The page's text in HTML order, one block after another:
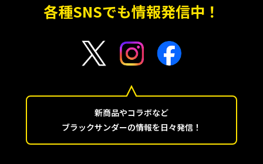
各種SNSでも情報発信中！
新商品やコラボなど
ブラックサンダーの情報を日々発信！